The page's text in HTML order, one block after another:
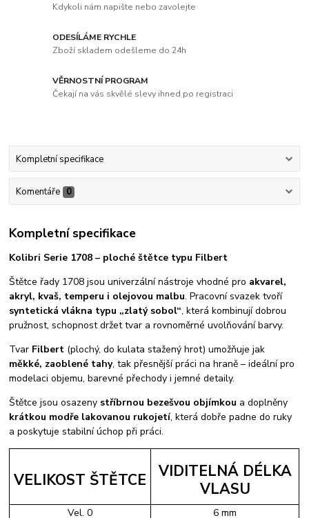
Kdykoli nám napište nebo zavolejte
ODESÍLÁME RYCHLE
Zboží skladem odešleme do 24h
VĚRNOSTNÍ PROGRAM
Čekají na vás skvělé slevy ihned po registraci
Kompletní specifikace
Komentáře 0
Kompletní specifikace
Kolibri Serie 1708 – ploché štětce typu Filbert
Štětce řady 1708 jsou univerzální nástroje vhodné pro akvarel,
akryl, kvaš, temperu i olejovou malbu. Pracovní svazek tvoří
syntetická vlákna typu „zlatý sobol“, která kombinují dobrou
pružnost, schopnost držet tvar a rovnoměrné uvolňování barvy.
Tvar Filbert (plochý, do kulata stažený hrot) umožňuje jak
měkké, zaoblené tahy, tak přesnější práci na hraně – ideální pro
modelaci objemu, barevné přechody i jemné detaily.
Štětce jsou osazeny stříbrnou bezešvou objímkou a doplněny
krátkou modře lakovanou rukojetí, která dobře padne do ruky
a poskytuje stabilní úchop při práci.
VELIKOST ŠTĚTCE
VIDITELNÁ DÉLKA
VLASU
Vel. 0 6 mm